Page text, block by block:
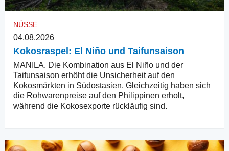
NÜSSE
04.08.2026
Kokosraspel: El Niño und Taifunsaison
MANILA. Die Kombination aus El Niño und der
Taifunsaison erhöht die Unsicherheit auf den
Kokosmärkten in Südostasien. Gleichzeitig haben sich
die Rohwarenpreise auf den Philippinen erholt,
während die Kokosexporte rückläufig sind.